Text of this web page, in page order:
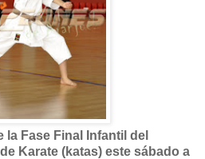
la Fase Final Infantil del
Karate (katas) este sábado a